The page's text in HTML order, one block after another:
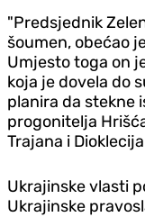
"Predsjednik
šoumen, obećao
Umjesto toga on
koja je dovela do
planira da stekne
progonitelja
Trajana i
Ukrajinske vlasti
Ukrajinske